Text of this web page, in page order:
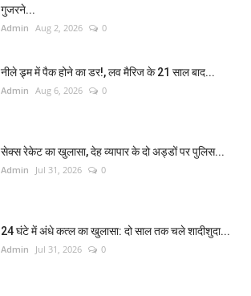
गुजरने...
Admin Aug 2, 2026 0
नीले ड्र्म में पैक होने का डर!, लव मैरिज के 21 साल बाद...
Admin Aug 6, 2026 0
सेक्स रेकेट का खुलासा, देह व्यापार के दो अड्डों पर पुलिस...
Admin Jul 31, 2026 0
24 घंटे में अंधे कत्ल का खुलासा: दो साल तक चले शादीशुदा...
Admin Jul 31, 2026 0